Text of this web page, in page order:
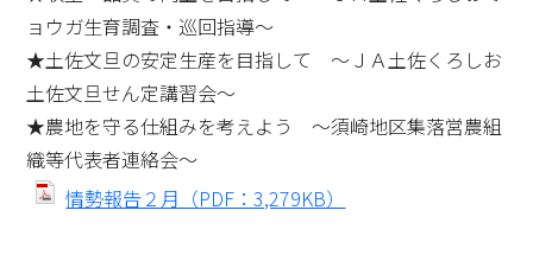
ョウガ生育調査・巡回指導～
★土佐文旦の安定生産を目指して ～ＪＡ土佐くろしお
土佐文旦せん定講習会～
★農地を守る仕組みを考えよう ～須崎地区集落営農組
織等代表者連絡会～
情勢報告２月（PDF：3,279KB）